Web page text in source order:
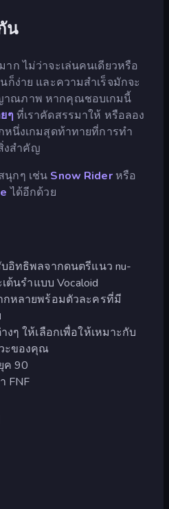
น
าก ไม่ว่าจะเล่นคนเดียวหรือ
ก็ง่าย และความสำเร็จมักจะ
าณภาพ หากคุณชอบเกมนี้
ๆ ที่เราคัดสรรมาให้ หรือลอง
หนึ่งเกมสุดท้าทายที่การทำ
งสำคัญ
นุกๆ เช่น Snow Riderหรือ
ได้อีกด้วย
อิทธิพลจากดนตรีแนว nu-
ต้นรำแบบ Vocaloid
หลายพร้อมตัวละครที่มี
ๆ ให้เลือกเพื่อให้เหมาะกับ
ะของคุณ
ค 90
FNF